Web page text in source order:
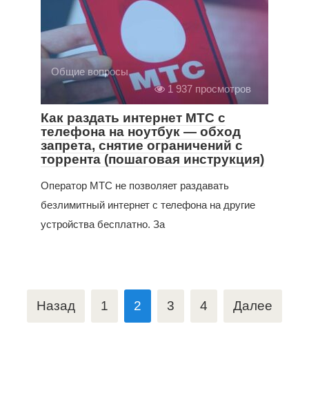
Общие вопросы
1 937 просмотров
Как раздать интернет МТС с
телефона на ноутбук — обход
запрета, снятие ограничений с
торрента (пошаговая инструкция)
Оператор МТС не позволяет раздавать
безлимитный интернет с телефона на другие
устройства бесплатно. За
Навигация
по
Назад 1 2 3 4 Далее